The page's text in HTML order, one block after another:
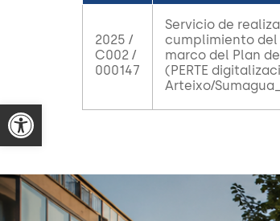
2025 /
C002 /
000147
Servicio de
cumplimiento del
marco del Plan
(PERTE
Arteixo/